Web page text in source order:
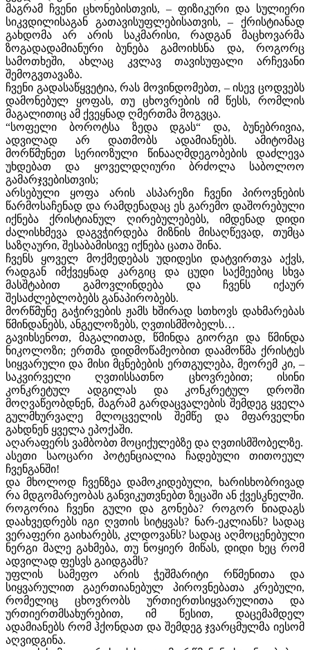
მაგრამ ჩვენი ცხონებისთვის, – ფიზიკური და სულიერი
სიკვდილისაგან გათავისუფლებისათვის, – ქრისტიანად
გახდომა არ არის საკმარისი, რადგან მაცხოვარმა
ზოგადადამიანური ბუნება გამოიხსნა და, როგორც
სამოთხეში, ახლაც კვლავ თავისუფალი არჩევანი
შემოგვთავაზა.
ჩვენი გადასაწყვეტია, რას მოვინდომებთ, – ისევ ცოდვებს
დამონებულ ყოფას, თუ ცხოვრების იმ წესს, რომლის
მაგალითიც ამ ქვეყნად ღმერთმა მოგვცა.
“სოფელი ბოროტსა ზედა დგას“ და, ბუნებრივია,
ადვილად არ დათმობს ადამიანებს. ამიტომაც
მორწმუნეთ სერიოზული წინააღმდეგობების დაძლევა
უხდებათ და ყოველდღიური ბრძოლა საბოლოო
გამარჯვებისთვის;
არსებული ყოფა არის ასპარეზი ჩვენი პიროვნების
წარმოსაჩენად და რამდენადაც ეს გარემო დაშორებული
იქნება ქრისტიანულ ღირებულებებს, იმდენად დიდი
ძალისხმევა დაგვჭირდება მიზნის მისაღწევად, თუმცა
საზღაური, შესაბამისივე იქნება ცათა შინა.
ჩვენს ყოველ მოქმედებას უდიდესი დატვირთვა აქვს,
რადგან იმქვეყნად კარგიც და ცუდი საქმეებიც სხვა
მასშტაბით გამოვლინდება და ჩვენს იქაურ
შესაძლებლობებს განაპირობებს.
მორწმუნე გაჭირვების ჟამს ხშირად სთხოვს დახმარებას
წმინდანებს, ანგელოზებს, ღვთისმშობელს…
გავიხსენოთ, მაგალითად, წმინდა გიორგი და წმინდა
ნიკოლოზი; ერთმა დიდმოწამეობით დაამოწმა ქრისტეს
სიყვარული და მისი მცნებების ერთგულება, მეორემ კი, –
საკვირველი ღვთისსათნო ცხოვრებით; ისინი
კონკრეტულ ადგილას და კონკრეტულ დროში
მოღვაწეობდნენ, მაგრამ გარდაცვალების შემდეგ ყველა
გულმხურვალე მლოცველის შემწე და მფარველნი
გახდნენ ყველა ეპოქაში.
აღარაფერს ვამბობთ მოციქულებზე და ღვთისმშობელზე.
ასეთი საოცარი პოტენციალია ჩადებული თითოეულ
ჩვენგანში!
და მხოლოდ ჩვენზეა დამოკიდებული, ხარისხობრივად
რა მდგომარეობას განვიკუთვნებთ ზეცაში ან ქვესკნელში.
როგორია ჩვენი გული და გონება? როგორ ნიადაგს
დაახვედრებს იგი ღვთის სიტყვას? ნარ-ეკლიანს? სადაც
ვერაფერი გაიხარებს, კლდოვანს? სადაც აღმოცენებული
ნერგი მალე გახმება, თუ ნოყიერ მიწას, დიდი ხეც რომ
ადვილად ფესვს გაიდგამს?
უფლის სამეფო არის ჭეშმარიტი რწმენითა და
სიყვარულით გაერთიანებულ პიროვნებათა კრებული,
რომელიც ცხოვრობს ურთიერთსიყვარულითა და
ურთიერთმსახურებით, იმ წესით, დაცემამდელ
ადამიანებს რომ ჰქონდათ და შემდეგ ჯვარცმულმა იესომ
აღვიდგინა.